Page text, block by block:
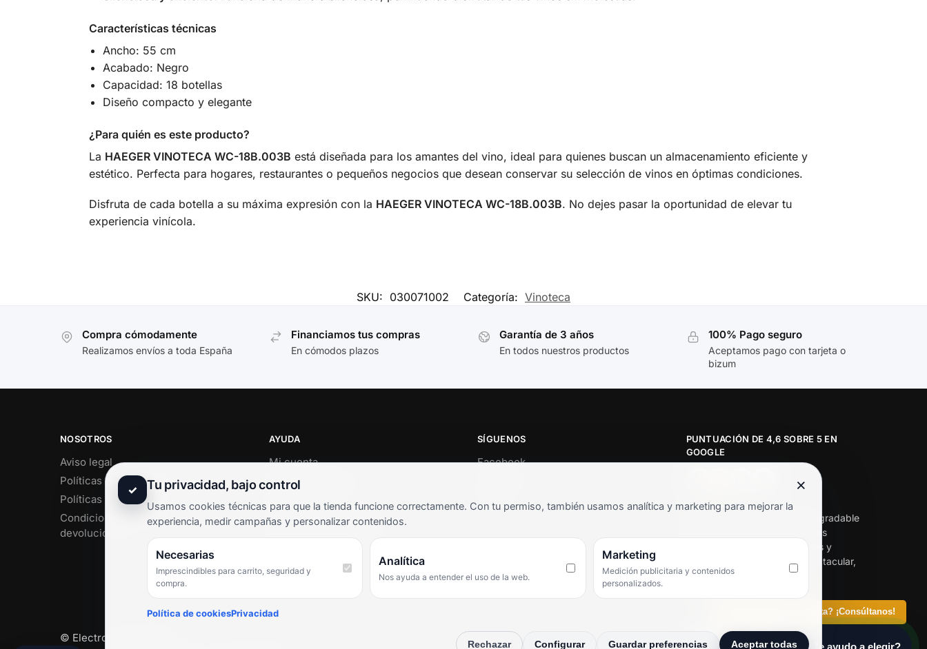
¿Tienes alguna pregunta? ¡Consúltanos!
Características técnicas
Ancho: 55 cm
Acabado: Negro
Capacidad: 18 botellas
Diseño compacto y elegante
¿Para quién es este producto?
La HAEGER VINOTECA WC-18B.003B está diseñada para los amantes del vino, ideal para quienes buscan un almacenamiento eficiente y
estético. Perfecta para hogares, restaurantes o pequeños negocios que desean conservar su selección de vinos en óptimas condiciones.
Disfruta de cada botella a su máxima expresión con la HAEGER VINOTECA WC-18B.003B. No dejes pasar la oportunidad de elevar tu
experiencia vinícola.
SKU: 030071002 Categoría: Vinoteca
Compra cómodamente
Realizamos envíos a toda España
Financiamos tus compras
En cómodos plazos
Garantía de 3 años
En todos nuestros productos
100% Pago seguro
Aceptamos pago con tarjeta o
bizum
NOSOTROS
Aviso legal
Políticas de privacidad
Políticas de cookies
Condiciones de envío y
devoluciones
AYUDA
Mi cuenta
Soporte al cliente
Términos y condiciones
Preguntas frecuentes
SÍGUENOS
Facebook
PUNTUACIÓN DE 4,6 SOBRE 5 EN
GOOGLE
★★★★★
«Servicio de calidad y trato agradable
con precios excelentes. Hemos
comprado en varias ocasiones y
siempre dan respuesta. Espectacular,
servicio de 10.»
© Electrodirecto 2026
¡Hey! ¿Te ayudo a elegir?
✓ Tu privacidad, bajo control ×
Usamos cookies técnicas para que la tienda funcione correctamente. Con tu permiso, también usamos analítica y marketing para mejorar la
experiencia, medir campañas y personalizar contenidos.
Necesarias
Imprescindibles para carrito, seguridad y
compra.
Analítica
Nos ayuda a entender el uso de la web.
Marketing
Medición publicitaria y contenidos
personalizados.
Política de cookiesPrivacidad
Rechazar Configurar Guardar preferencias Aceptar todas